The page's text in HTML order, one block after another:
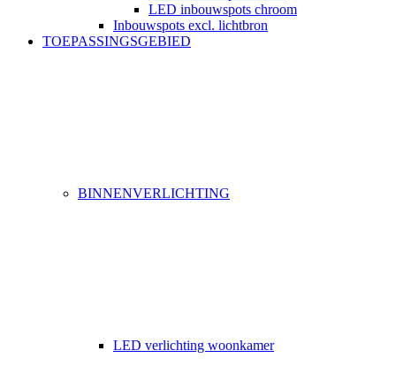
LED inbouwspots chroom
Inbouwspots excl. lichtbron
TOEPASSINGSGEBIED
BINNENVERLICHTING
LED verlichting woonkamer